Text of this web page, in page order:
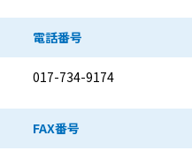
電話番号
017-734-9174
FAX番号